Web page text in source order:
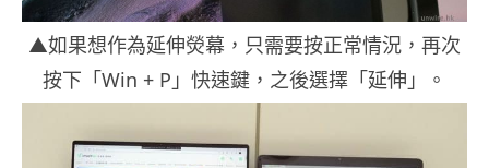
▲如果想作為延伸熒幕，只需要按正常情況，再次
按下「Win + P」快速鍵，之後選擇「延伸」。